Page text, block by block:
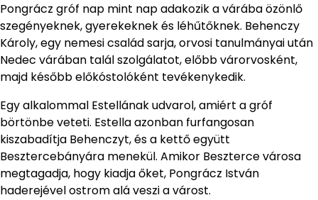
Pongrácz gróf nap mint nap adakozik a várába özönlő
szegényeknek, gyerekeknek és léhűtőknek. Behenczy
Károly, egy nemesi család sarja, orvosi tanulmányai után
Nedec várában talál szolgálatot, előbb várorvosként,
majd később előkóstolóként tevékenykedik.
Egy alkalommal Estellának udvarol, amiért a gróf
börtönbe veteti. Estella azonban furfangosan
kiszabadítja Behenczyt, és a kettő együtt
Besztercebányára menekül. Amikor Beszterce városa
megtagadja, hogy kiadja őket, Pongrácz István
haderejével ostrom alá veszi a várost.